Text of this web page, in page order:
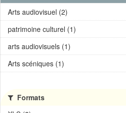
Arts audiovisuel (2)
patrimoine culturel (1)
arts audiovisuels (1)
Arts scéniques (1)
Formats